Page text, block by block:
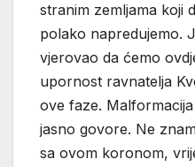
stranim zemljama koji
polako napredujemo.
vjerovao da ćemo
upornost ravnatelja
ove faze.
jasno govore. Ne
sa ovom koronom,